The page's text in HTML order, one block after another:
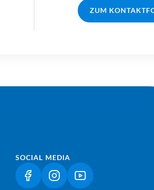
ZUM
SOCIAL MEDIA
(LINK ÖFFNET IN NEUEM TAB)
(LINK ÖFFNET IN NEUEM
(LINK ÖFFNET IN